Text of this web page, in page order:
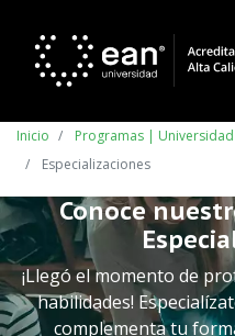
Inicio
Programas |
Especializaciones
Conoce
¡Llegó el momento de
habilidades!
complementa tu